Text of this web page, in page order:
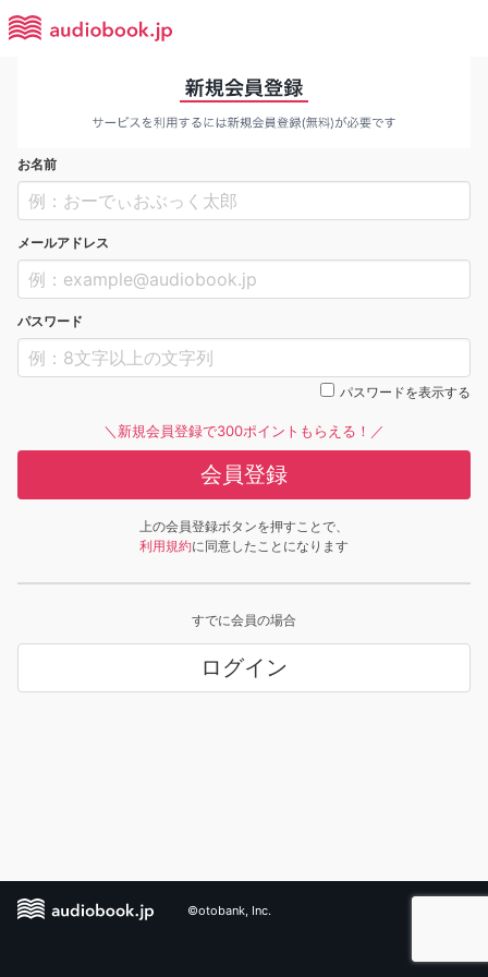
お名前
メールアドレス
パスワード
パスワードを表示する
＼新規会員登録で300ポイントもらえる！／
会員登録
上の会員登録ボタンを押すことで、
利用規約に同意したことになります
すでに会員の場合
ログイン
©otobank, Inc.